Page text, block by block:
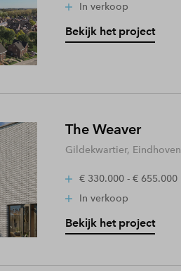
In verkoop
Bekijk het project
The Weaver
Gildekwartier, Eindhoven
€ 330.000 - € 655.000
In verkoop
Bekijk het project